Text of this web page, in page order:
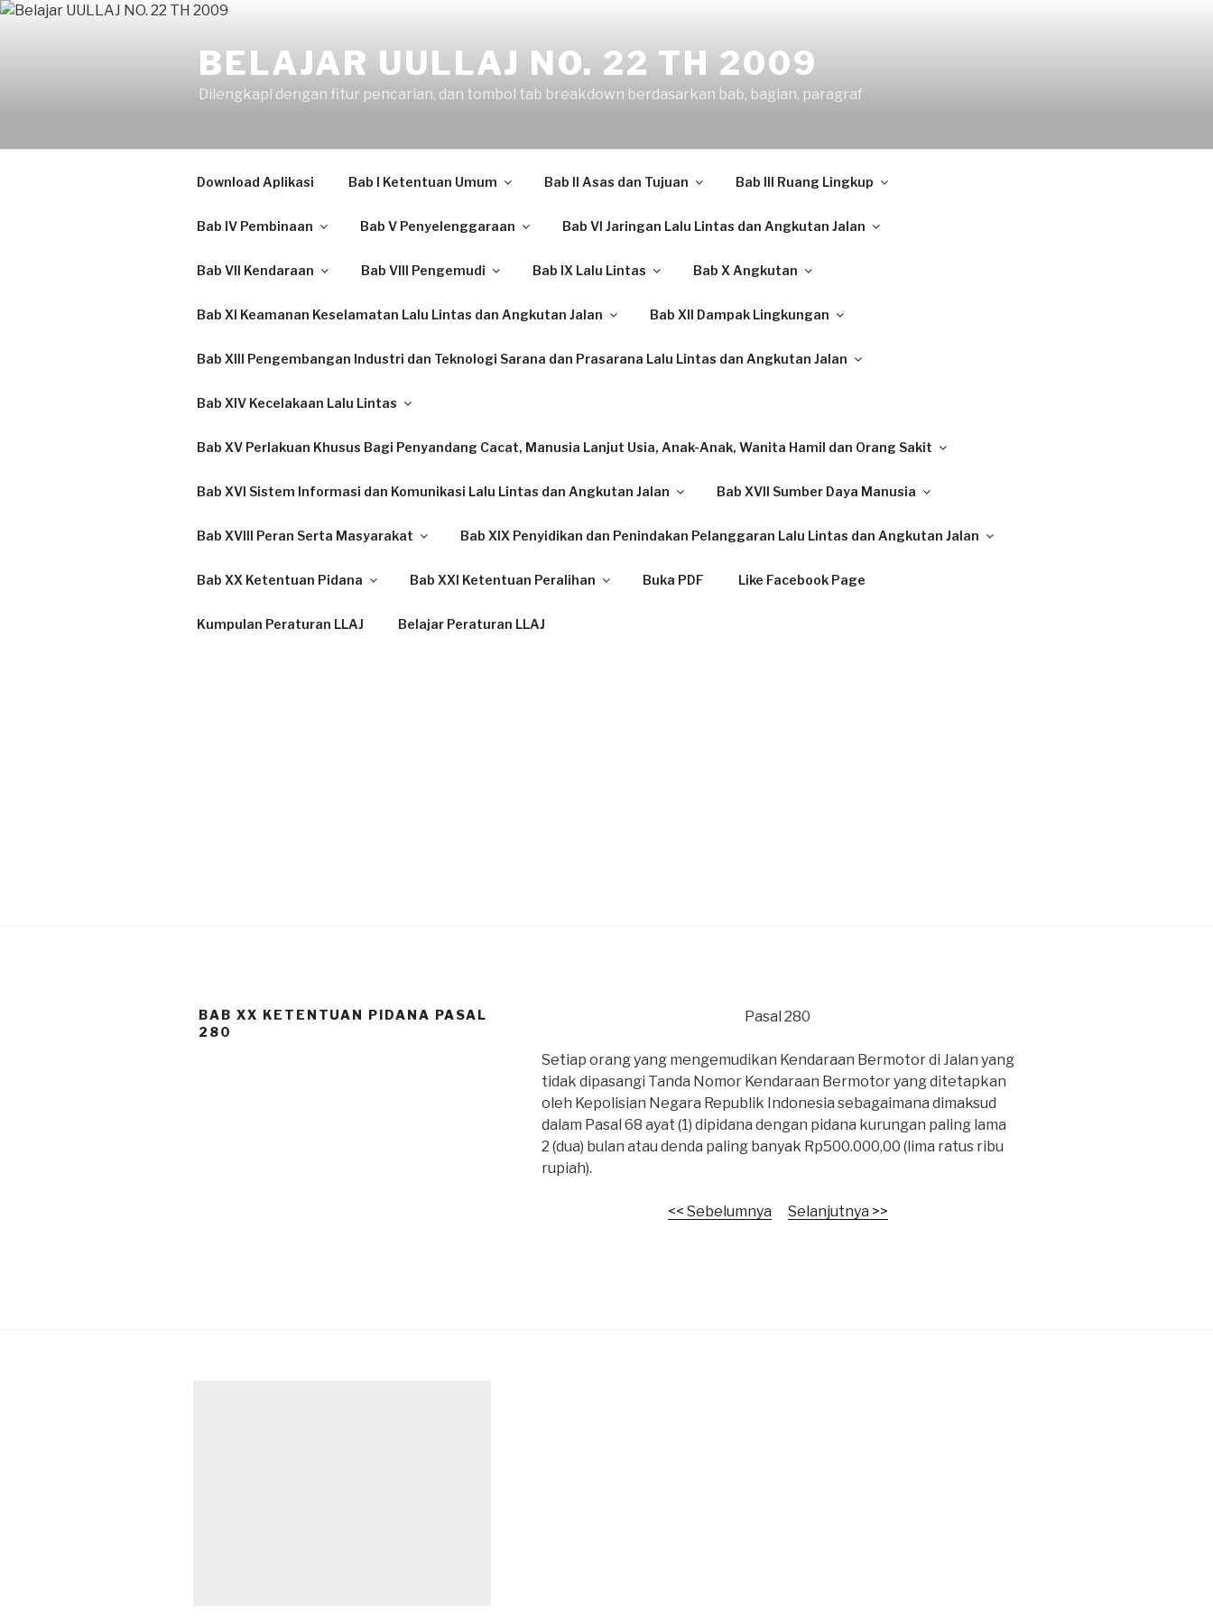
Skip
BELAJAR UULLAJ NO. 22 TH 2009
Dilengkapi dengan fitur pencarian, dan tombol tab breakdown berdasarkan bab, bagian, paragraf
Download Aplikasi Bab I Ketentuan Umum Bab II Asas dan Tujuan Bab III Ruang Lingkup
Bab IV Pembinaan Bab V Penyelenggaraan Bab VI Jaringan Lalu Lintas dan Angkutan Jalan
Bab VII Kendaraan Bab VIII Pengemudi Bab IX Lalu Lintas Bab X Angkutan
Bab XI Keamanan Keselamatan Lalu Lintas dan Angkutan Jalan Bab XII Dampak Lingkungan
Bab XIII Pengembangan Industri dan Teknologi Sarana dan Prasarana Lalu Lintas dan Angkutan Jalan
Bab XIV Kecelakaan Lalu Lintas
Bab XV Perlakuan Khusus Bagi Penyandang Cacat, Manusia Lanjut Usia, Anak-Anak, Wanita Hamil dan Orang Sakit
Bab XVI Sistem Informasi dan Komunikasi Lalu Lintas dan Angkutan Jalan Bab XVII Sumber Daya Manusia
Bab XVIII Peran Serta Masyarakat Bab XIX Penyidikan dan Penindakan Pelanggaran Lalu Lintas dan Angkutan Jalan
Bab XX Ketentuan Pidana Bab XXI Ketentuan Peralihan Buka PDF Like Facebook Page
Kumpulan Peraturan LLAJ Belajar Peraturan LLAJ
BAB XX KETENTUAN PIDANA PASAL
280
Pasal 280
Setiap orang yang mengemudikan Kendaraan Bermotor di Jalan yang
tidak dipasangi Tanda Nomor Kendaraan Bermotor yang ditetapkan
oleh Kepolisian Negara Republik Indonesia sebagaimana dimaksud
dalam Pasal 68 ayat (1) dipidana dengan pidana kurungan paling lama
2 (dua) bulan atau denda paling banyak Rp500.000,00 (lima ratus ribu
rupiah).
<< Sebelumnya Selanjutnya >>